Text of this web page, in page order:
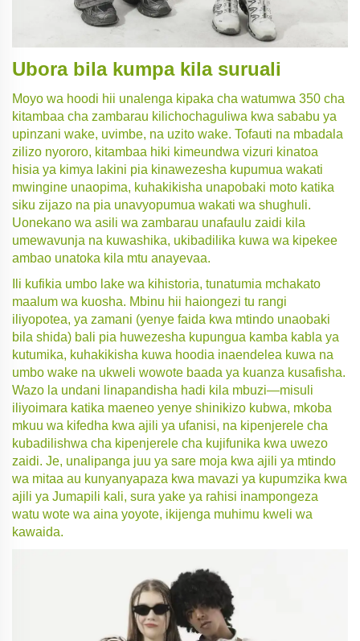
Ubora bila kumpa kila suruali
Moyo wa hoodi hii unalenga kipaka cha watumwa 350 cha
kitambaa cha zambarau kilichochaguliwa kwa sababu ya
upinzani wake, uvimbe, na uzito wake. Tofauti na mbadala
zilizo nyororo, kitambaa hiki kimeundwa vizuri kinatoa
hisia ya kimya lakini pia kinawezesha kupumua wakati
mwingine unaopima, kuhakikisha unapobaki moto katika
siku zijazo na pia unavyopumua wakati wa shughuli.
Uonekano wa asili wa zambarau unafaulu zaidi kila
umewavunja na kuwashika, ukibadilika kuwa wa kipekee
ambao unatoka kila mtu anayevaa.
Ili kufikia umbo lake wa kihistoria, tunatumia mchakato
maalum wa kuosha. Mbinu hii haiongezi tu rangi
iliyopotea, ya zamani (yenye faida kwa mtindo unaobaki
bila shida) bali pia huwezesha kupungua kamba kabla ya
kutumika, kuhakikisha kuwa hoodia inaendelea kuwa na
umbo wake na ukweli wowote baada ya kuanza kusafisha.
Wazo la undani linapandisha hadi kila mbuzi—misuli
iliyoimara katika maeneo yenye shinikizo kubwa, mkoba
mkuu wa kifedha kwa ajili ya ufanisi, na kipenjerele cha
kubadilishwa cha kipenjerele cha kujifunika kwa uwezo
zaidi. Je, unalipanga juu ya sare moja kwa ajili ya mtindo
wa mitaa au kunyanyapaza kwa mavazi ya kupumzika kwa
ajili ya Jumapili kali, sura yake ya rahisi inampongeza
watu wote wa aina yoyote, ikijenga muhimu kweli wa
kawaida.